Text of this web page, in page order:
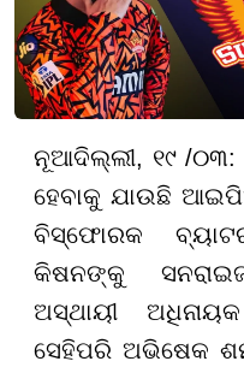
ନୂଆଦିଲ୍ଲୀ, ୧୯ /୦୩:
ହେବାକୁ ଯାଉଛି
ବିସ୍ଫୋରକ
କିଷନଙ୍କୁ
ଅସ୍ଥାୟୀ
ସେହିପରି ଅଭିଷେକ